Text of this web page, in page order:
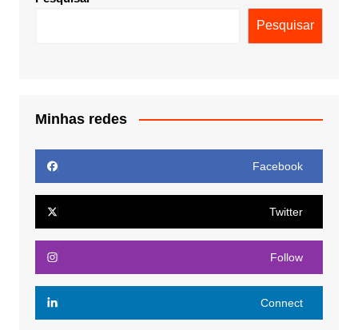
Pesquisar
Minhas redes
Facebook
Twitter
Follow
Connect